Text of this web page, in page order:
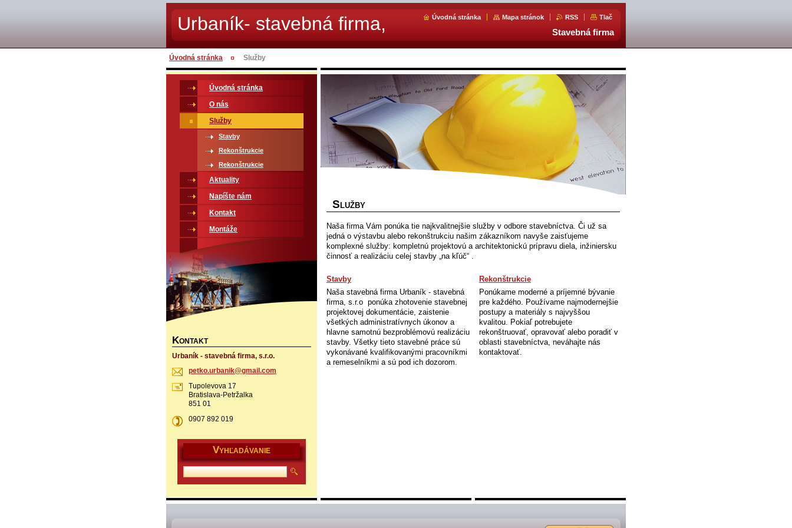
Urbaník- stavebná firma,
s.r.o.
Úvodná stránka Mapa stránok RSS Tlač
Stavebná firma
Úvodná stránka Služby
S LUŽBY
Naša firma Vám ponúka tie najkvalitnejšie služby v odbore stavebníctva. Či už sa
jedná o výstavbu alebo rekonštrukciu našim zákazníkom navyše zaisťujeme
komplexné služby: kompletnú projektovú a architektonickú prípravu diela, inžiniersku
činnosť a realizáciu celej stavby „na kľúč“ .
Stavby
Naša stavebná firma Urbaník - stavebná
firma, s.r.o ponúka zhotovenie stavebnej
projektovej dokumentácie, zaistenie
všetkých administratívnych úkonov a
hlavne samotnú bezproblémovú realizáciu
stavby. Všetky tieto stavebné práce sú
vykonávané kvalifikovanými pracovníkmi
a remeselníkmi a sú pod ich dozorom.
Rekonštrukcie
Ponúkame moderné a príjemné bývanie
pre každého. Používame najmodernejšie
postupy a materiály s najvyššou
kvalitou. Pokiaľ potrebujete
rekonštruovať, opravovať alebo poradiť v
oblasti stavebníctva, neváhajte nás
kontaktovať.
Úvodná stránka
O nás
Služby
Stavby
Rekonštrukcie
Rekonštrukcie
Aktuality
Napíšte nám
Kontakt
Montáže
KONTAKT
Urbaník - stavebná firma, s.r.o.
petko.urbanik@gmail.com
Tupolevova 17
Bratislava-Petržalka
851 01
0907 892 019
VYHĽADÁVANIE